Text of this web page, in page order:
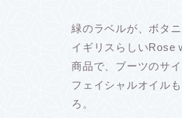
緑のラベルが、ボタ
イギリスらしいRose
商品で、ブーツのサ
フェイシャルオイル
ろ。